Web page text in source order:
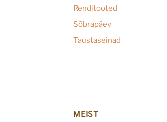
Renditooted
Sõbrapäev
Taustaseinad
MEIST